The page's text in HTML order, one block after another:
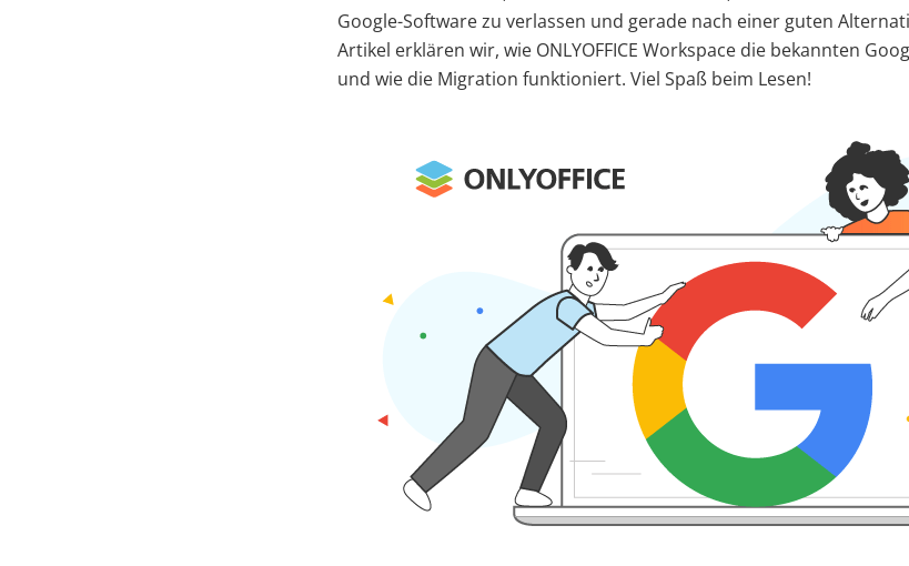
Google-Software zu verlassen und gerade nach einer guten
Artikel erklären wir, wie ONLYOFFICE Workspace die bekannten
und wie die Migration funktioniert. Viel Spaß beim Lesen!